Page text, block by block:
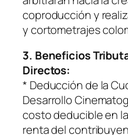
coproducción y
y cortometrajes
3. Beneficios
Directos:
* Deducción de la
Desarrollo
costo deducible en
renta del